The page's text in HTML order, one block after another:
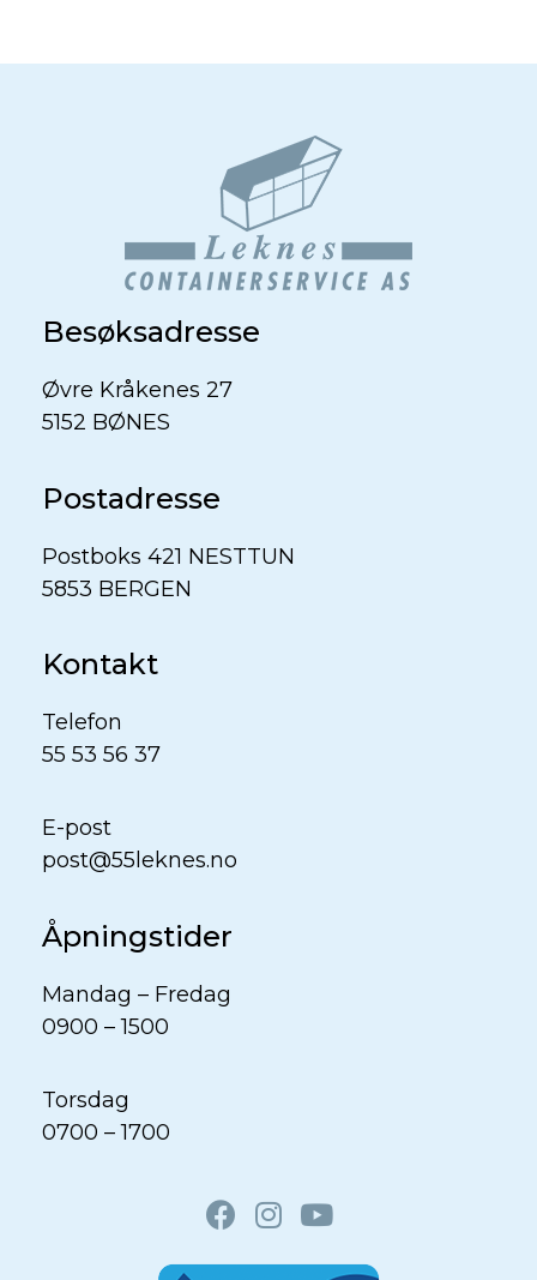
Besøksadresse
Øvre Kråkenes 27
5152 BØNES
Postadresse
Postboks 421 NESTTUN
5853 BERGEN
Kontakt
Telefon
55 53 56 37
E-post
post@55leknes.no
Åpningstider
Mandag – Fredag
0900 – 1500
Torsdag
0700 – 1700